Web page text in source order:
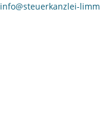
info@steuerkanzlei-